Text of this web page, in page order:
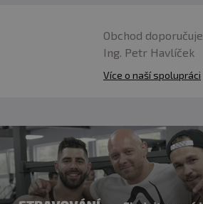
Obchod doporučuje
Ing. Petr Havlíček
Více o naší spolupráci